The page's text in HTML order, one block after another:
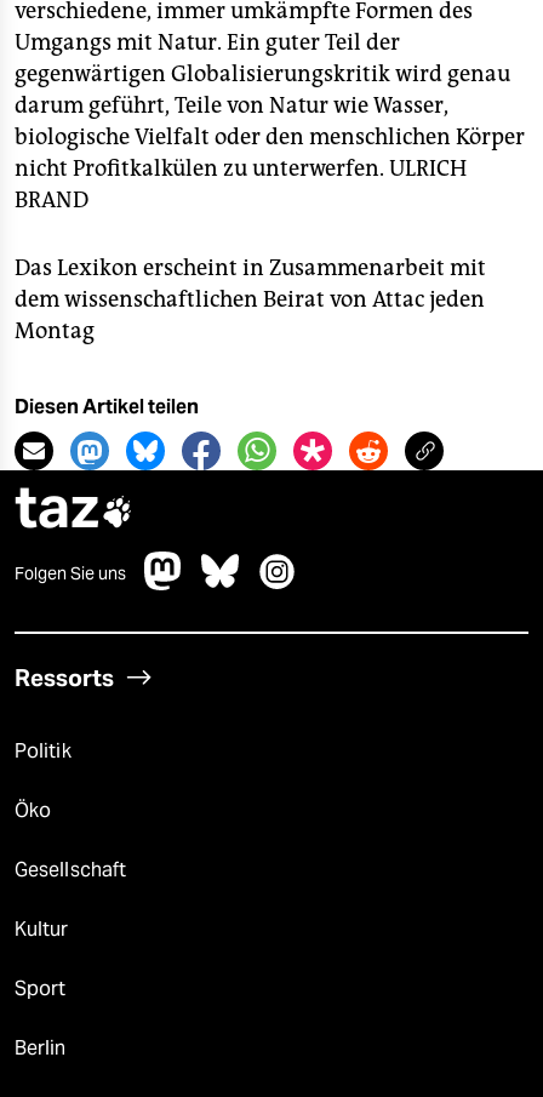
verschiedene, immer umkämpfte Formen des
Umgangs mit Natur. Ein guter Teil der
gegenwärtigen Globalisierungskritik wird genau
darum geführt, Teile von Natur wie Wasser,
biologische Vielfalt oder den menschlichen Körper
nicht Profitkalkülen zu unterwerfen. ULRICH
BRAND
Das Lexikon erscheint in Zusammenarbeit mit
dem wissenschaftlichen Beirat von Attac jeden
Montag
Diesen Artikel teilen
taz
Folgen Sie uns
Ressorts
Politik
Öko
Gesellschaft
Kultur
Sport
Berlin